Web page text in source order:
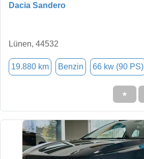
Dacia Sandero
Lünen, 44532
19.880 km Benzin 66 kw (90 PS)
★